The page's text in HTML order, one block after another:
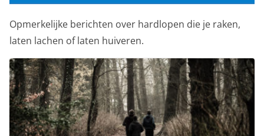
Opmerkelijke berichten over hardlopen die je raken,
laten lachen of laten huiveren.